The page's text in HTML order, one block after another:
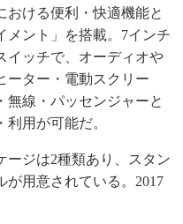
おける便利・快適機能と
メント」を搭載。7インチ
イッチで、オーディオや
ーター・電動スクリー
無線・パッセンジャーと
用が可能だ。
ージは2種類あり、スタン
が用意されている。2017